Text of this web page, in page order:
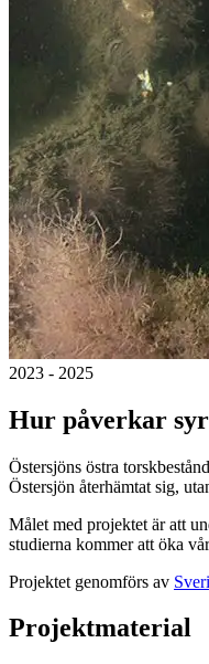
2023 - 2025
Hur påverkar
Östersjöns östra
Östersjön återhämtat sig,
Målet med projektet är att
studierna kommer att öka
Projektet genomförs av
Projektmaterial